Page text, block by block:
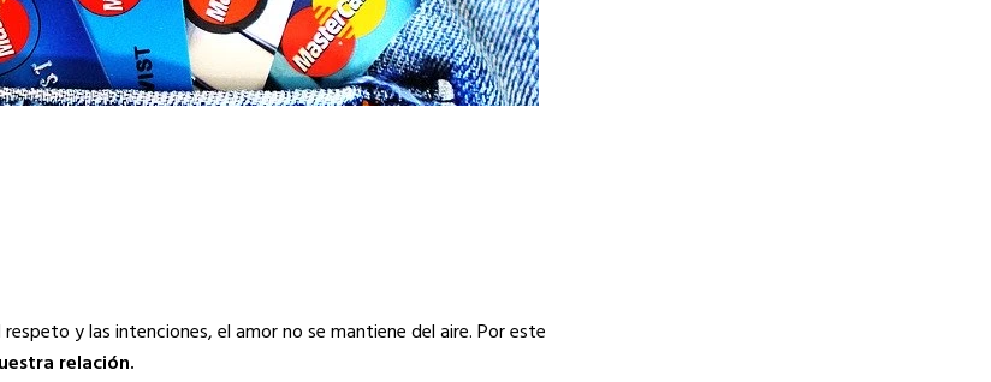
y las intenciones, el amor no se mantiene del aire. Por este
relación.